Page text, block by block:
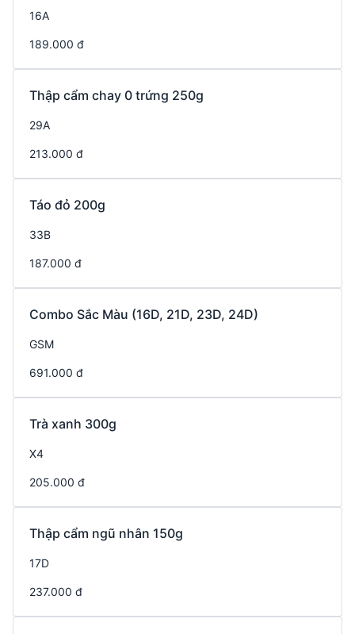
16A
189.000 đ
Thập cẩm chay 0 trứng 250g
29A
213.000 đ
Táo đỏ 200g
33B
187.000 đ
Combo Sắc Màu (16D, 21D, 23D, 24D)
GSM
691.000 đ
Trà xanh 300g
X4
205.000 đ
Thập cẩm ngũ nhân 150g
17D
237.000 đ